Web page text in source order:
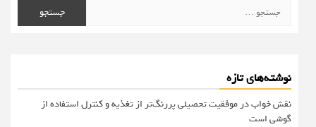
برای:
نوشته‌های تازه
نقش خواب در موفقیت تحصیلی پررنگ‌تر از تغذیه و کنترل استفاده از
گوشی است